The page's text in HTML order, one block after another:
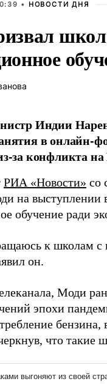
• НОВОСТИ ДНЯ
Индии
в онлайн-
за конфликта
РИА «Новости» со
на выступлении
обучение ради
к школам с
он.
Моди
эпохи
что такие